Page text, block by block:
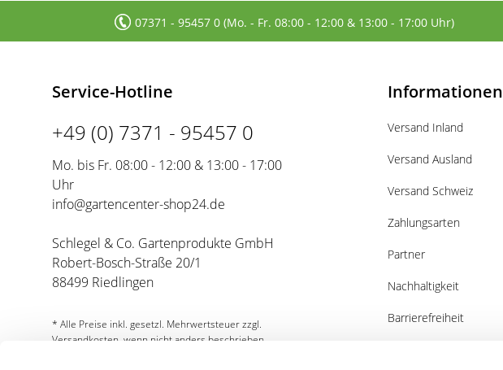
07371 - 95457 0 (Mo. - Fr. 08:00 - 12:00 & 13:00 - 17:00 Uhr)
Service-Hotline
+49 (0) 7371 - 95457 0
Mo. bis Fr. 08:00 - 12:00 & 13:00 - 17:00
Uhr
info@gartencenter-shop24.de
Schlegel & Co. Gartenprodukte GmbH
Robert-Bosch-Straße 20/1
88499 Riedlingen
* Alle Preise inkl. gesetzl. Mehrwertsteuer zzgl.
Versandkosten, wenn nicht anders beschrieben.
Informationen
Versand Inland
Versand Ausland
Versand Schweiz
Zahlungsarten
Partner
Nachhaltigkeit
Barrierefreiheit